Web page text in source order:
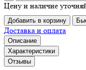
Цену и наличие
Добавить в корзину
Доставка и оплата
Описание
Характеристики
Отзывы